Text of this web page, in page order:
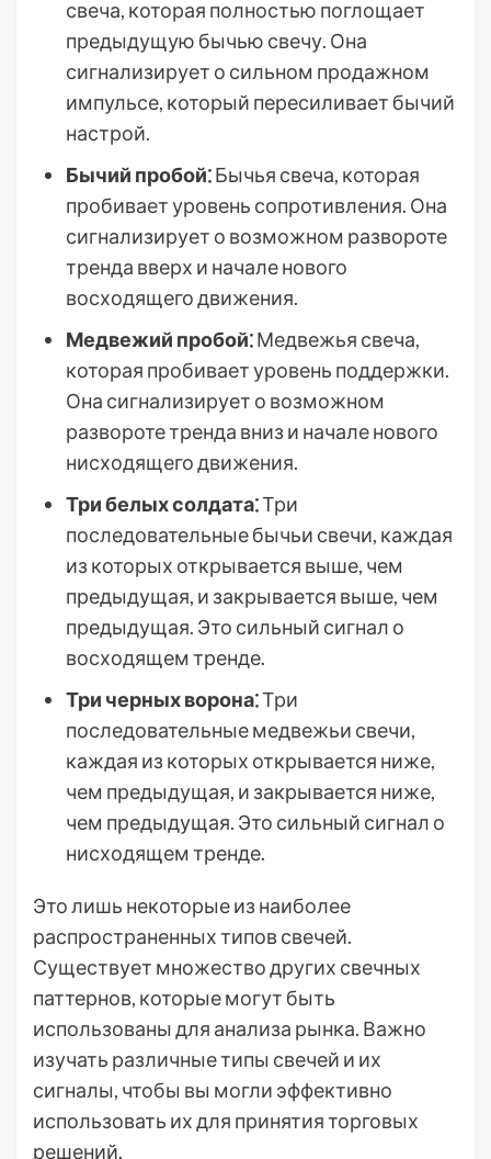
свеча, которая полностью поглощает
предыдущую бычью свечу. Она
сигнализирует о сильном продажном
импульсе, который пересиливает бычий
настрой.
Бычий пробой⁚Бычья свеча, которая
пробивает уровень сопротивления. Она
сигнализирует о возможном развороте
тренда вверх и начале нового
восходящего движения.
Медвежий пробой⁚Медвежья свеча,
которая пробивает уровень поддержки.
Она сигнализирует о возможном
развороте тренда вниз и начале нового
нисходящего движения.
Три белых солдата⁚Три
последовательные бычьи свечи, каждая
из которых открывается выше, чем
предыдущая, и закрывается выше, чем
предыдущая. Это сильный сигнал о
восходящем тренде.
Три черных ворона⁚Три
последовательные медвежьи свечи,
каждая из которых открывается ниже,
чем предыдущая, и закрывается ниже,
чем предыдущая. Это сильный сигнал о
нисходящем тренде.
Это лишь некоторые из наиболее
распространенных типов свечей.
Существует множество других свечных
паттернов, которые могут быть
использованы для анализа рынка. Важно
изучать различные типы свечей и их
сигналы, чтобы вы могли эффективно
использовать их для принятия торговых
решений.